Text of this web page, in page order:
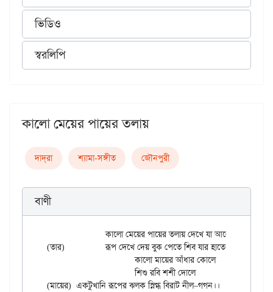
ভিডিও
স্বরলিপি
কালো মেয়ের পায়ের তলায়
দাদ্‌রা শ্যামা-সঙ্গীত জৌনপুরী
বাণী
		কালো মেয়ের পায়ের তলায় দেখে যা আলোর নাচন।
(তার)		রূপ দেখে দেয় বুক পেতে শিব যার হাতে মরণ বাঁচন।।
			কালো মায়ের আঁধার কোলে
			শিশু রবি শশী দোলে
(মায়ের)	একটুখানি রূপের ঝলক স্নিগ্ধ বিরাট নীল–গগন।।